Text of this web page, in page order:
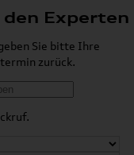
Experten
Sie bitte Ihre
zurück.